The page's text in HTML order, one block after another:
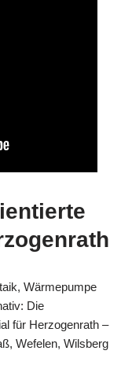
Wärmepumpe
Die
für Herzogenrath –
Wefelen, Wilsberg